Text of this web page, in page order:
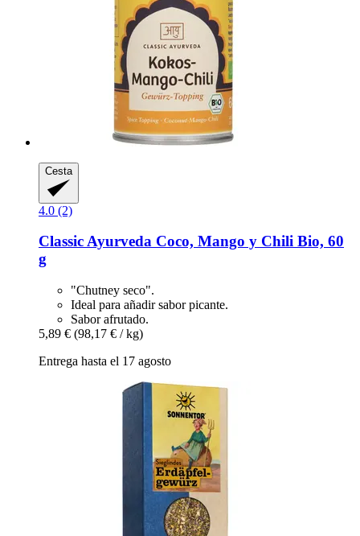
Cesta
4.0 (2)
Classic Ayurveda Coco, Mango y Chili Bio, 60
g
"Chutney seco".
Ideal para añadir sabor picante.
Sabor afrutado.
5,89 € (98,17 € / kg)
Entrega hasta el 17 agosto